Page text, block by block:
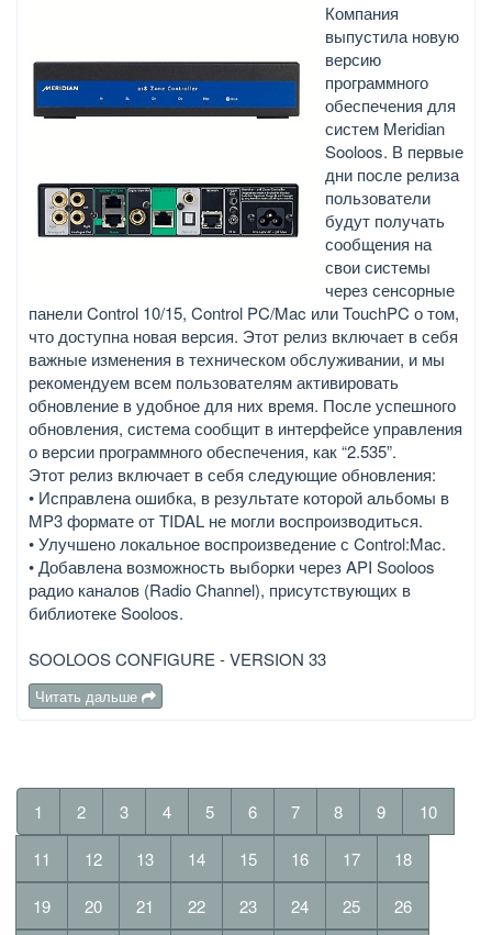
Компания
выпустила новую
версию
программного
обеспечения для
систем Meridian
Sooloos. В первые
дни после релиза
пользователи
будут получать
сообщения на
свои системы
через сенсорные
панели Control 10/15, Control PC/Mac или TouchPC о том,
что доступна новая версия. Этот релиз включает в себя
важные изменения в техническом обслуживании, и мы
рекомендуем всем пользователям активировать
обновление в удобное для них время. После успешного
обновления, система сообщит в интерфейсе управления
о версии программного обеспечения, как “2.535”.
Этот релиз включает в себя следующие обновления:
• Исправлена ошибка, в результате которой альбомы в
MP3 формате от TIDAL не могли воспроизводиться.
• Улучшено локальное воспроизведение с Control:Mac.
• Добавлена возможность выборки через API Sooloos
радио каналов (Radio Channel), присутствующих в
библиотеке Sooloos.
SOOLOOS CONFIGURE - VERSION 33
Читать дальше
1 2 3 4 5 6 7 8 9 10
11 12 13 14 15 16 17 18
19 20 21 22 23 24 25 26